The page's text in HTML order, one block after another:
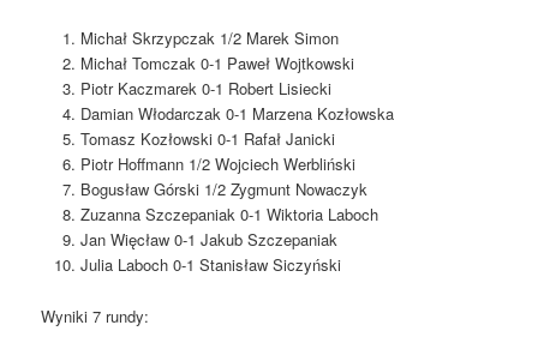
Michał Skrzypczak 1/2 Marek Simon
Michał Tomczak 0-1 Paweł Wojtkowski
Piotr Kaczmarek 0-1 Robert Lisiecki
Damian Włodarczak 0-1 Marzena Kozłowska
Tomasz Kozłowski 0-1 Rafał Janicki
Piotr Hoffmann 1/2 Wojciech Werbliński
Bogusław Górski 1/2 Zygmunt Nowaczyk
Zuzanna Szczepaniak 0-1 Wiktoria Laboch
Jan Więcław 0-1 Jakub Szczepaniak
Julia Laboch 0-1 Stanisław Siczyński
Wyniki 7 rundy: